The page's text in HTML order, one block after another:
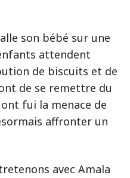
son bébé sur une
attendent
de biscuits et de
de se remettre du
fui la menace de
affronter un
avec Amala